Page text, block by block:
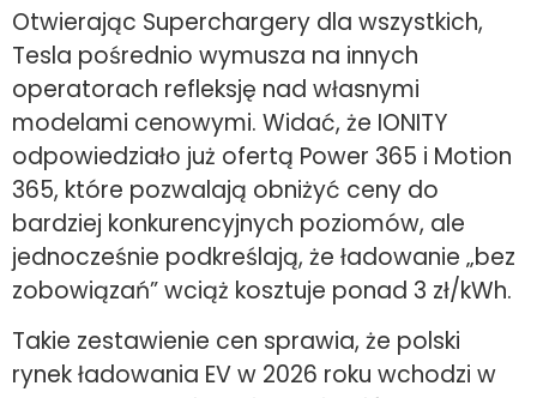
Otwierając Superchargery dla wszystkich,
Tesla pośrednio wymusza na innych
operatorach refleksję nad własnymi
modelami cenowymi. Widać, że IONITY
odpowiedziało już ofertą Power 365 i Motion
365, które pozwalają obniżyć ceny do
bardziej konkurencyjnych poziomów, ale
jednocześnie podkreślają, że ładowanie „bez
zobowiązań” wciąż kosztuje ponad 3 zł/kWh.
Takie zestawienie cen sprawia, że polski
rynek ładowania EV w 2026 roku wchodzi w